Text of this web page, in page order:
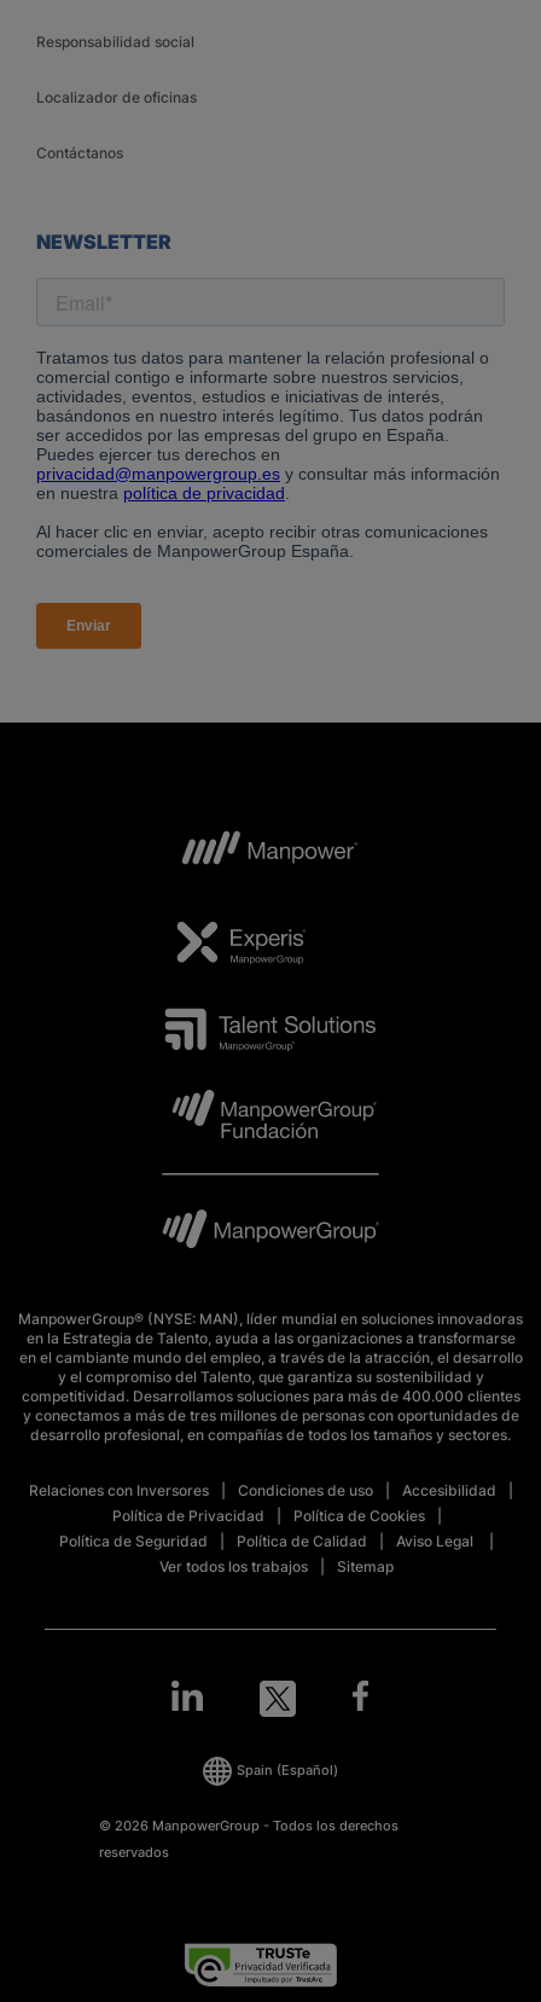
Responsabilidad social
Localizador de oficinas
Contáctanos
NEWSLETTER
ManpowerGroup® (NYSE: MAN), líder mundial en soluciones innovadoras
en la Estrategia de Talento, ayuda a las organizaciones a transformarse
en el cambiante mundo del empleo, a través de la atracción, el desarrollo
y el compromiso del Talento, que garantiza su sostenibilidad y
competitividad. Desarrollamos soluciones para más de 400.000 clientes
y conectamos a más de tres millones de personas con oportunidades de
desarrollo profesional, en compañías de todos los tamaños y sectores.
Relaciones con Inversores Condiciones de uso
Accesibilidad
Política de Privacidad
Política de Cookies
Política de Seguridad
Política de Calidad
Aviso Legal
Ver todos los trabajos
Sitemap
© 2026 ManpowerGroup - Todos los derechos
reservados
Spain (Español)